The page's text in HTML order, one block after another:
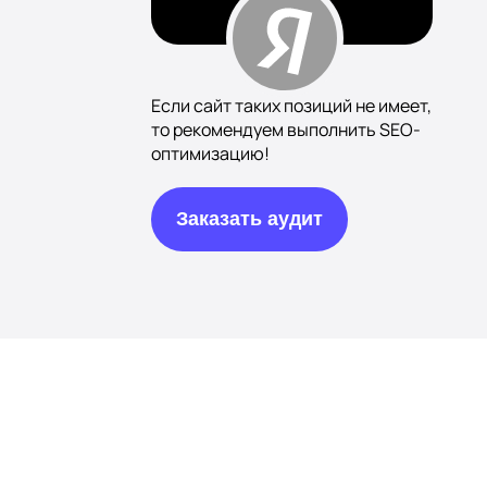
Если сайт таких позиций не имеет,
то рекомендуем выполнить SEO-
оптимизацию!
Заказать аудит